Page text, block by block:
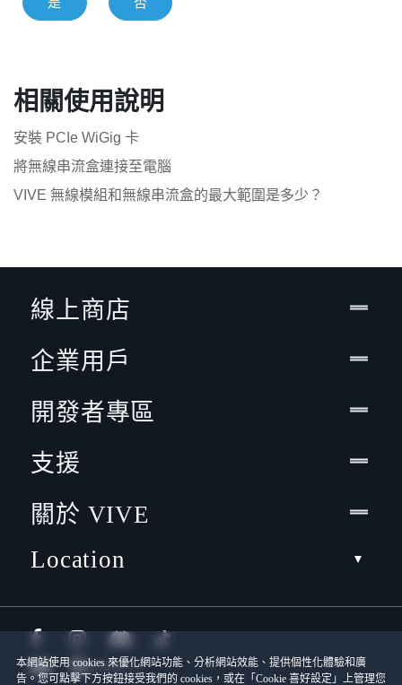
相關使用說明
安裝 PCIe WiGig 卡
將無線串流盒連接至電腦
VIVE 無線模組和無線串流盒的最大範圍是多少？
本網站使用 cookies 來優化網站功能、分析網站效能、提供個性化體驗和廣
告。您可點擊下方按鈕接受我們的 cookies，或在「Cookie 喜好設定」上管理您
線上商店
企業用戶
開發者專區
支援
關於 VIVE
Location